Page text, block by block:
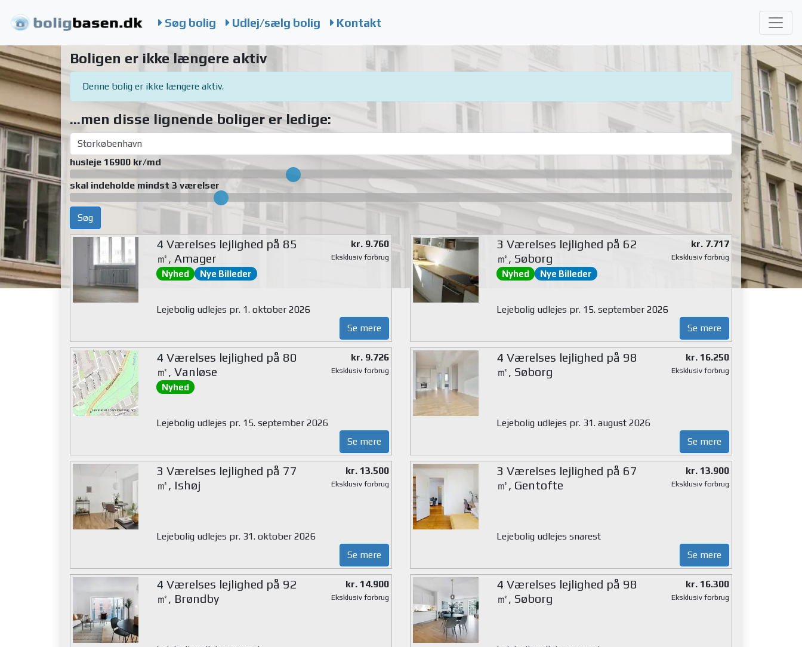
Søg bolig Udlej/sælg bolig Kontakt
Boligen er ikke længere aktiv
Denne bolig er ikke længere aktiv.
...men disse lignende boliger er ledige:
husleje 16900 kr/md
skal indeholde mindst 3 værelser
Søg
4 Værelses lejlighed på 85
㎡, Amager
Nyhed Nye Billeder
kr. 9.760
Eksklusiv forbrug
Lejebolig udlejes pr. 1. oktober 2026
Se mere
3 Værelses lejlighed på 62
㎡, Søborg
Nyhed Nye Billeder
kr. 7.717
Eksklusiv forbrug
Lejebolig udlejes pr. 15. september 2026
Se mere
4 Værelses lejlighed på 80
㎡, Vanløse
Nyhed
kr. 9.726
Eksklusiv forbrug
Lejebolig udlejes pr. 15. september 2026
Se mere
4 Værelses lejlighed på 98
㎡, Søborg
kr. 16.250
Eksklusiv forbrug
Lejebolig udlejes pr. 31. august 2026
Se mere
3 Værelses lejlighed på 77
㎡, Ishøj
kr. 13.500
Eksklusiv forbrug
Lejebolig udlejes pr. 31. oktober 2026
Se mere
3 Værelses lejlighed på 67
㎡, Gentofte
kr. 13.900
Eksklusiv forbrug
Lejebolig udlejes snarest
Se mere
4 Værelses lejlighed på 92
㎡, Brøndby
kr. 14.900
Eksklusiv forbrug
4 Værelses lejlighed på 98
㎡, Søborg
kr. 16.300
Eksklusiv forbrug